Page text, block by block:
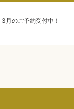
3月のご予約受付中！